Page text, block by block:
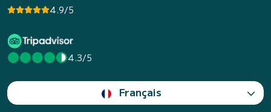
4.9/5
4.3/5
Français